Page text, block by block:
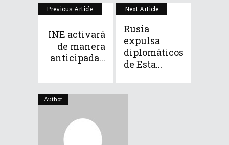
Previous Article
INE activará
de manera
anticipada...
Next Article
Rusia
expulsa
diplomáticos
de Esta...
Author